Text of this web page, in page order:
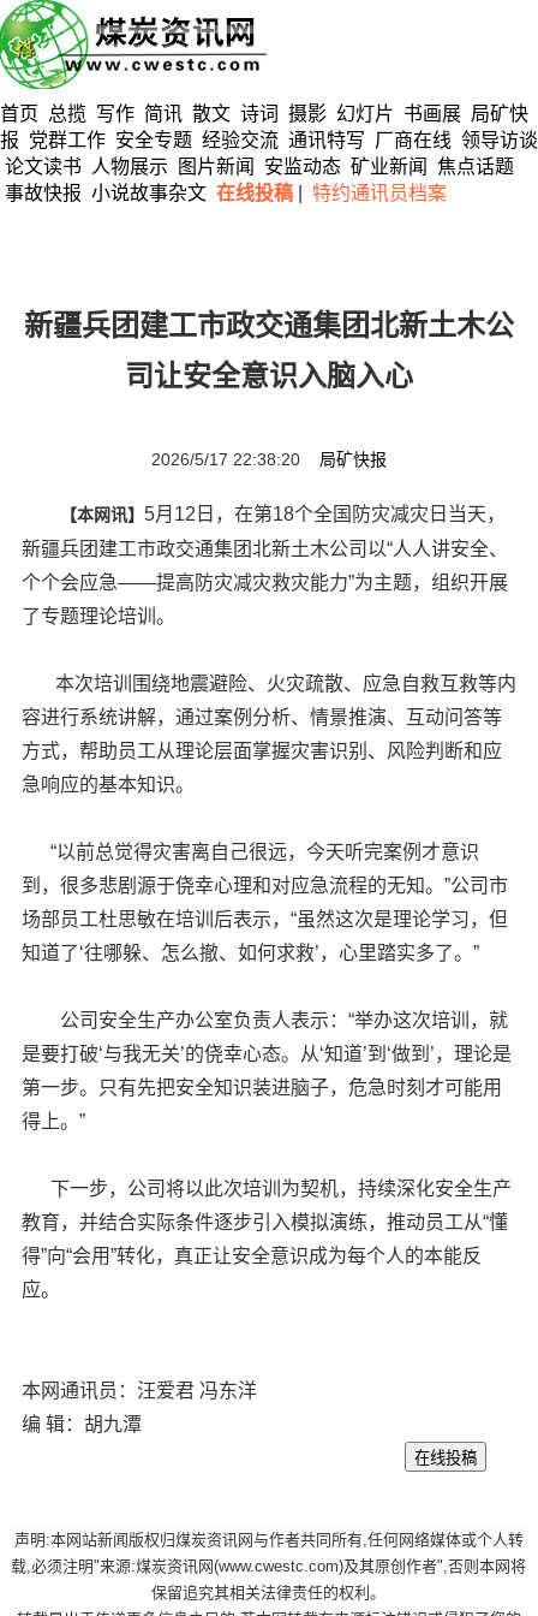
首页 总揽 写作 简讯 散文 诗词 摄影 幻灯片 书画展 局矿快
报 党群工作 安全专题 经验交流 通讯特写 厂商在线 领导访谈
论文读书
人物展示 图片新闻 安监动态 矿业新闻
焦点话题
事故快报 小说故事杂文 在线投稿 特约通讯员档案
新疆兵团建工市政交通集团北新土木公
司让安全意识入脑入心
2026/5/17 22:38:20 局矿快报
【本网讯】 5月12日，在第18个全国防灾减灾日当天，
新疆兵团建工市政交通集团北新土木公司以“人人讲安全、
个个会应急——提高防灾减灾救灾能力”为主题，组织开展
了专题理论培训。
本次培训围绕地震避险、火灾疏散、应急自救互救等内
容进行系统讲解，通过案例分析、情景推演、互动问答等
方式，帮助员工从理论层面掌握灾害识别、风险判断和应
急响应的基本知识。
“以前总觉得灾害离自己很远，今天听完案例才意识
到，很多悲剧源于侥幸心理和对应急流程的无知。”公司市
场部员工杜思敏在培训后表示，“虽然这次是理论学习，但
知道了‘往哪躲、怎么撤、如何求救’，心里踏实多了。”
公司安全生产办公室负责人表示：“举办这次培训，就
是要打破‘与我无关’的侥幸心态。从‘知道’到‘做到’，理论是
第一步。只有先把安全知识装进脑子，危急时刻才可能用
得上。”
下一步，公司将以此次培训为契机，持续深化安全生产
教育，并结合实际条件逐步引入模拟演练，推动员工从“懂
得”向“会用”转化，真正让安全意识成为每个人的本能反
应。
本网通讯员：汪爱君 冯东洋
编 辑：胡九潭
声明:本网站新闻版权归煤炭资讯网与作者共同所有,任何网络媒体或个人转
载,必须注明"来源:煤炭资讯网(www.cwestc.com)及其原创作者",否则本网将
保留追究其相关法律责任的权利。